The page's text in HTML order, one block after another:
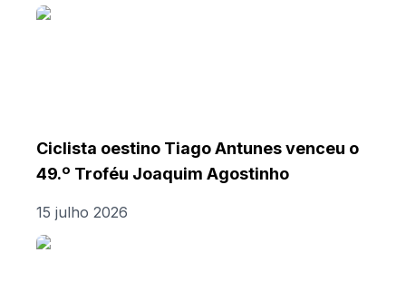
Ciclista oestino Tiago Antunes venceu o
49.º Troféu Joaquim Agostinho
15 julho 2026